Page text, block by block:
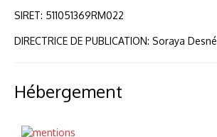
SIRET: 511051369RM022
DIRECTRICE DE PUBLICATION: Soraya Desné
Hébergement